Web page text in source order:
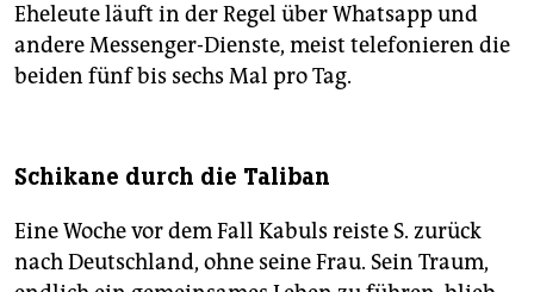
Eheleute läuft in der Regel über Whatsapp und
andere Messenger-Dienste, meist telefonieren die
beiden fünf bis sechs Mal pro Tag.
Schikane durch die Taliban
Eine Woche vor dem Fall Kabuls reiste S. zurück
nach Deutschland, ohne seine Frau. Sein Traum,